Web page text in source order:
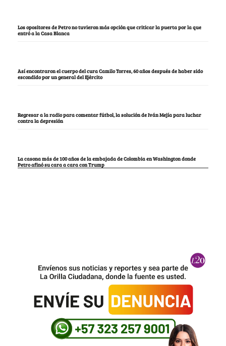
Los opositores de Petro no tuvieron más opción que criticar la puerta por la que
entró a la Casa Blanca
Así encontraron el cuerpo del cura Camilo Torres, 60 años después de haber sido
escondido por un general del Ejército
Regresar a la radio para comentar fútbol, la solución de Iván Mejía para luchar
contra la depresión
La casona más de 100 años de la embajada de Colombia en Washington donde
Petro afinó su cara a cara con Trump